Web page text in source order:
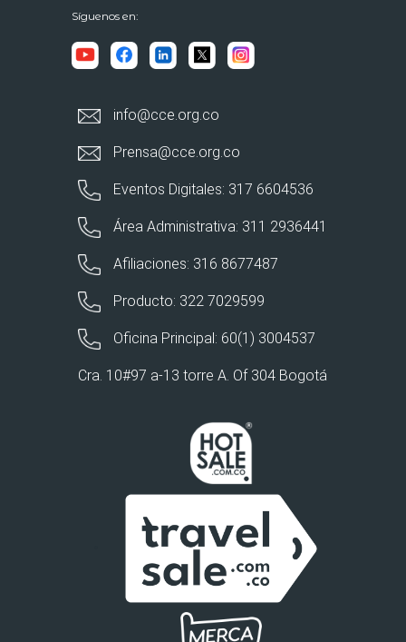
Síguenos en:
info@cce.org.co
Prensa@cce.org.co
Eventos Digitales: 317 6604536
Área Administrativa: 311 2936441
Afiliaciones: 316 8677487
Producto: 322 7029599
Oficina Principal: 60(1) 3004537
Cra. 10#97 a-13 torre A. Of 304 Bogotá